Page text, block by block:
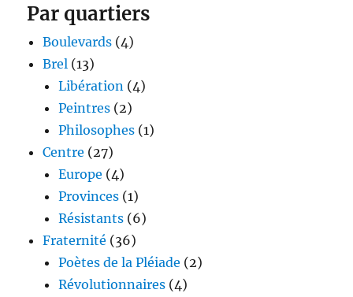
Par quartiers
Boulevards (4)
Brel (13)
Libération (4)
Peintres (2)
Philosophes (1)
Centre (27)
Europe (4)
Provinces (1)
Résistants (6)
Fraternité (36)
Poètes de la Pléiade (2)
Révolutionnaires (4)